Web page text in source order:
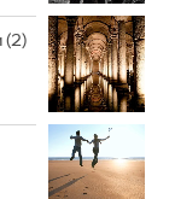
(2)